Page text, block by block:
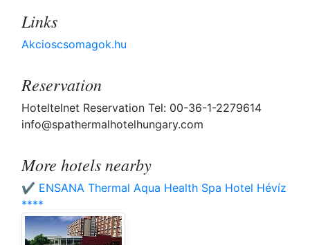
Links
Akcioscsomagok.hu
Reservation
Hoteltelnet Reservation Tel: 00-36-1-2279614
info@spathermalhotelhungary.com
More hotels nearby
✔️ ENSANA Thermal Aqua Health Spa Hotel Hévíz
****